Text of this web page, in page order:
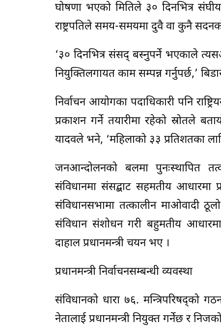
घोषणा भएको मितिले ३० दिनभित्र
राष्ट्रपतिले समय-समयमा दुवै वा कुनै
‘३० दिनभित्र संसद् बस्नुपर्ने भएकाले
नियुक्तिलगायत काम सम्पन्न गर्नुपर्छ,’
निर्वाचन आयोगका पदाधिकारी पनि
प्रकाशन गर्ने तयारीमा रहेको स्रोतले
यादवले भने, ‘महिलाको ३३ प्रतिशतका
जनआन्दोलनको बलमा पुनःस्थापित
संविधानमा संसद्बाट सहमतीय आधारमा
संविधानसभामा तत्कालीन माओवादी
संविधान संशोधन गरी बहुमतीय आधारमा
दाहाल प्रधानमन्त्री चयन भए ।
प्रधानमन्त्री निर्वाचनसम्बन्धी व्यवस्था
संविधानको धारा ७६. मन्त्रिपरिषद्को
नेतालाई प्रधानमन्त्री नियुक्त गर्नेछ र